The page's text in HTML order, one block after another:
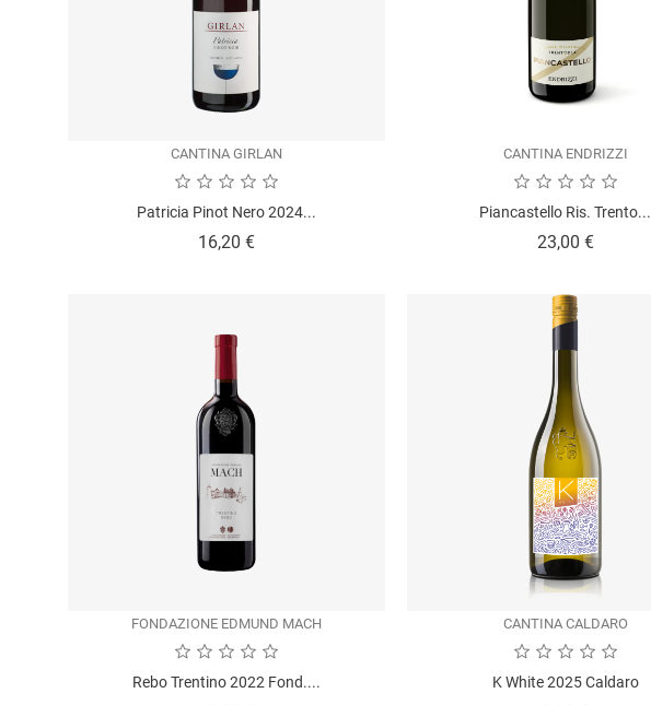
CANTINA GIRLAN
Patricia Pinot Nero 2024...
16,20 €Prezzo
CANTINA ENDRIZZI
Piancastello Ris. Trento...
23,00 €Prezzo
FONDAZIONE EDMUND MACH
Rebo Trentino 2022 Fond....
CANTINA CALDARO
K White 2025 Caldaro